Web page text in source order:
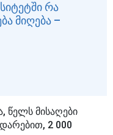
რა
მიღება –
წელს მისაღები
2 000